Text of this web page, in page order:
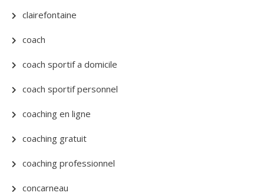
clairefontaine
coach
coach sportif a domicile
coach sportif personnel
coaching en ligne
coaching gratuit
coaching professionnel
concarneau